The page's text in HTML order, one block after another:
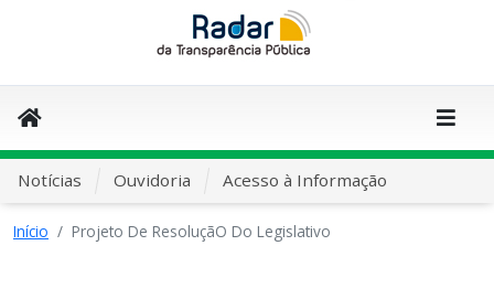
Notícias Ouvidoria Acesso à Informação
Início Projeto De ResoluçãO Do Legislativo